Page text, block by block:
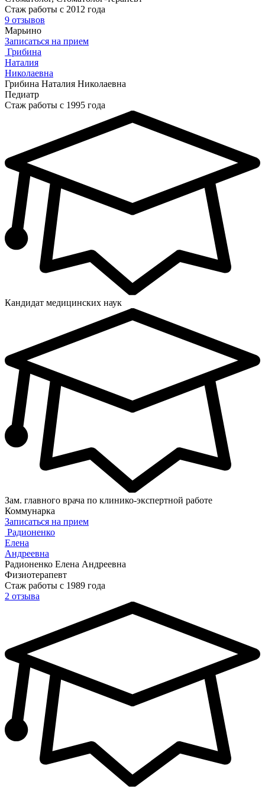
Стаж работы с 2012 года
9 отзывов
Марьино
Записаться на прием
Грибина
Наталия
Николаевна
Грибина Наталия Николаевна
Педиатр
Стаж работы с 1995 года
Кандидат медицинских наук
Зам. главного врача по клинико-экспертной работе
Коммунарка
Записаться на прием
Радионенко
Елена
Андреевна
Радионенко Елена Андреевна
Физиотерапевт
Стаж работы с 1989 года
2 отзыва